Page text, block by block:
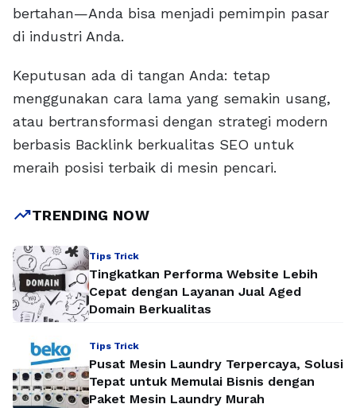
bertahan—Anda bisa menjadi pemimpin pasar
di industri Anda.
Keputusan ada di tangan Anda: tetap
menggunakan cara lama yang semakin usang,
atau bertransformasi dengan strategi modern
berbasis Backlink berkualitas SEO untuk
meraih posisi terbaik di mesin pencari.
trending_upTRENDING NOW
Tips Trick
Tingkatkan Performa Website Lebih
Cepat dengan Layanan Jual Aged
Domain Berkualitas
Tips Trick
Pusat Mesin Laundry Terpercaya, Solusi
Tepat untuk Memulai Bisnis dengan
Paket Mesin Laundry Murah